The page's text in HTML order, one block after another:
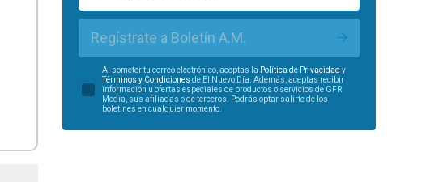
Regístrate a Boletín A.M.
Al someter tu correo electrónico, aceptas la Política de Privacidad y
Términos y Condiciones de El Nuevo Día. Además, aceptas recibir
información u ofertas especiales de productos o servicios de GFR
Media, sus afiliadas o de terceros. Podrás optar salirte de los
boletines en cualquier momento.